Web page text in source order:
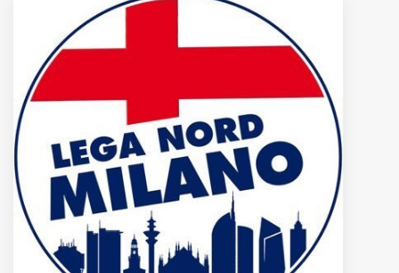
Inviateci le vostre segnalazioni
Iscriviti alla newsletter
www.viveremilano.info
Fondato e diretto da Enzo De
Bernardis
EDB edizioni - Via Brivio angolo C.
Imbonati, 89 20159 Milano (Italia)